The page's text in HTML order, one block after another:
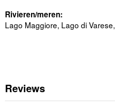
Rivieren/meren:
Lago Maggiore, Lago di
Reviews